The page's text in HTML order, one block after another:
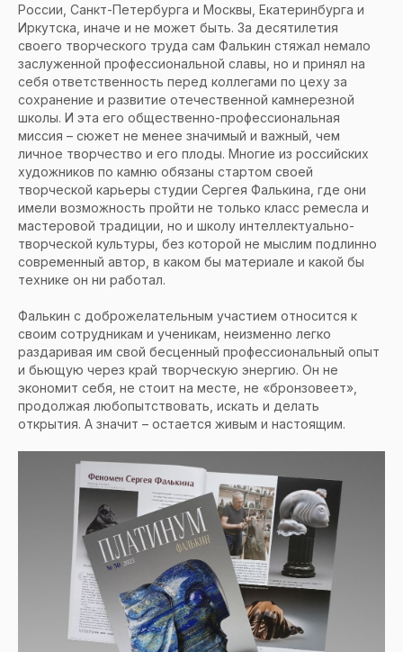
России, Санкт-Петербурга и Москвы, Екатеринбурга и
Иркутска, иначе и не может быть. За десятилетия
своего творческого труда сам Фалькин стяжал немало
заслуженной профессиональной славы, но и принял на
себя ответственность перед коллегами по цеху за
сохранение и развитие отечественной камнерезной
школы. И эта его общественно-профессиональная
миссия – сюжет не менее значимый и важный, чем
личное творчество и его плоды. Многие из российских
художников по камню обязаны стартом своей
творческой карьеры студии Сергея Фалькина, где они
имели возможность пройти не только класс ремесла и
мастеровой традиции, но и школу интеллектуально-
творческой культуры, без которой не мыслим подлинно
современный автор, в каком бы материале и какой бы
технике он ни работал.
Фалькин с доброжелательным участием относится к
своим сотрудникам и ученикам, неизменно легко
раздаривая им свой бесценный профессиональный опыт
и бьющую через край творческую энергию. Он не
экономит себя, не стоит на месте, не «бронзовеет»,
продолжая любопытствовать, искать и делать
открытия. А значит – остается живым и настоящим.